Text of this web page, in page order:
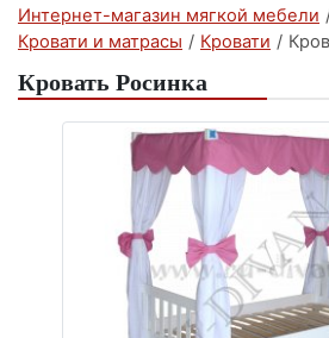
Интернет-магазин мягкой мебели
Кровати и матрасы / Кровати /
Кровать Росинка